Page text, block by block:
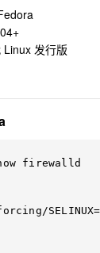
发行版
firewalld